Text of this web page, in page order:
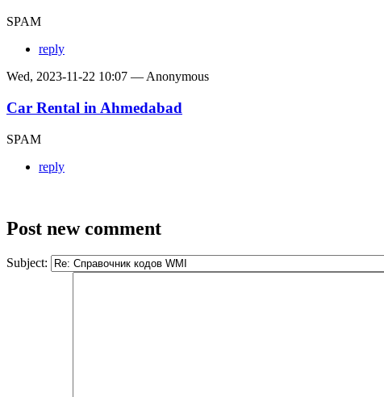
SPAM
reply
Wed, 2023-11-22 10:07 — Anonymous
Car Rental in Ahmedabad
SPAM
reply
Post new comment
Subject: